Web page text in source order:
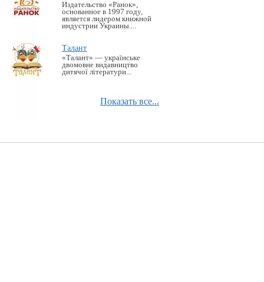
Издательство «Ранок»,
основанное в 1997 году,
является лидером книжной
индустрии Украины....
Талант
«Талант» — українське
двомовне видавництво
дитячої літератури...
Показать все...